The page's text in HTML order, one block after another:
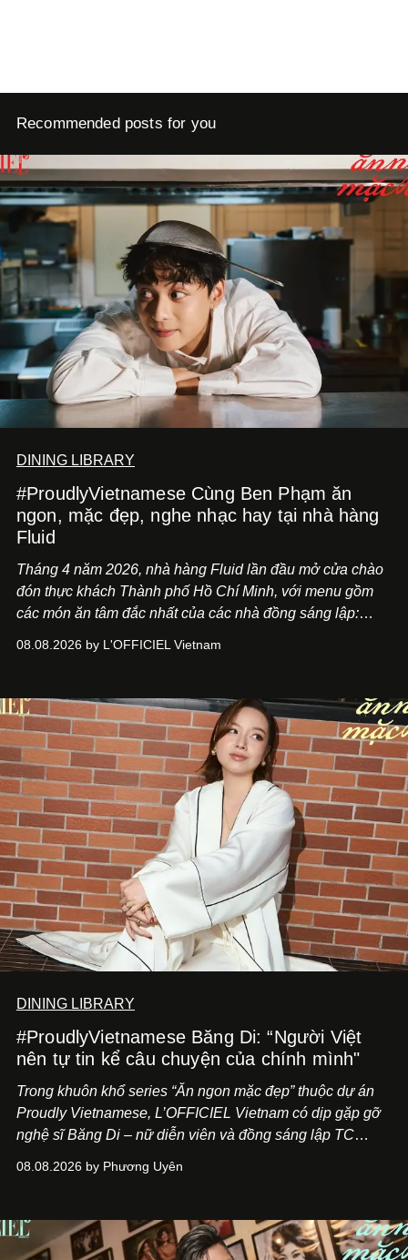
Recommended posts for you
DINING LIBRARY
#ProudlyVietnamese Cùng Ben Phạm ăn
ngon, mặc đẹp, nghe nhạc hay tại nhà hàng
Fluid
Tháng 4 năm 2026, nhà hàng Fluid lần đầu mở cửa chào
đón thực khách Thành phố Hồ Chí Minh, với menu gồm
các món ăn tâm đắc nhất của các nhà đồng sáng lập:
mang đến niềm vui cho thực khách.
08.08.2026 by L'OFFICIEL Vietnam
DINING LIBRARY
#ProudlyVietnamese Băng Di: “Người Việt
nên tự tin kể câu chuyện của chính mình"
Trong khuôn khổ series “Ăn ngon mặc đẹp” thuộc dự án
Proudly Vietnamese, L’OFFICIEL Vietnam có dịp gặp gỡ
nghệ sĩ Băng Di – nữ diễn viên và đồng sáng lập TC
08.08.2026 by Phương Uyên